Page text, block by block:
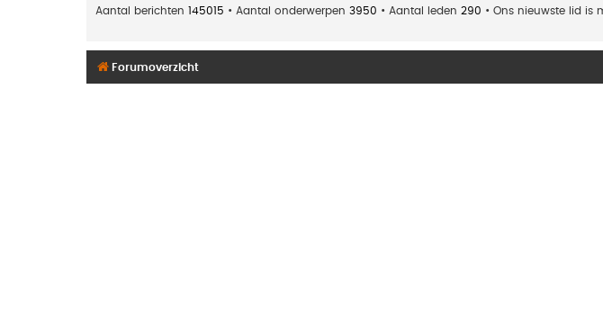
Aantal berichten 145015 • Aantal onderwerpen 3950 • Aantal leden 290 • Ons nieuwste lid is
Forumoverzicht